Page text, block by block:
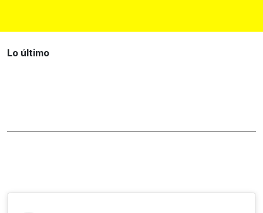
Lo último